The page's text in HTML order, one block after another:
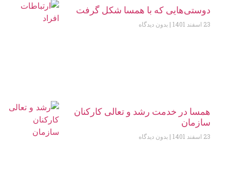
دوستی‌هایی که با همسا شکل گرفت
23 اسفند 1401 بدون دیدگاه
همسا در خدمت رشد و تعالی کارکنان
سازمان
23 اسفند 1401 بدون دیدگاه